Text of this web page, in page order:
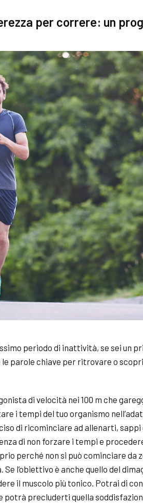
per correre: un
periodo di inattività, se sei un
le parole chiave per ritrovare o
di velocità nei 100 m che
i tempi del tuo organismo
di ricominciare ad allenarti,
di non forzare i tempi e
perché non si può cominciare da
l’obiettivo è anche quello del
il muscolo più tonico. Potrai di
potrà precluderti quella